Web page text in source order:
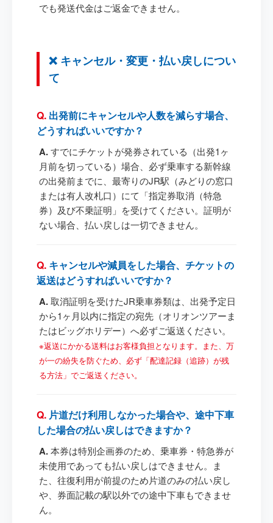
でも発送代金はご返金できません。
❌ キャンセル・変更・払い戻しについ
て
出発前にキャンセルや人数を減らす場合、
どうすればいいですか？
すでにチケットが発券されている（出発1ヶ
月前を切っている）場合、必ず乗車する新幹線
の出発前までに、最寄りのJR駅（みどりの窓口
または有人改札口）にて「指定券取消（特急
券）及び不乗証明」を受けてください。証明が
ない場合、払い戻しは一切できません。
キャンセルや減員をした場合、チケットの
返送はどうすればいいですか？
取消証明を受けたJR乗車券類は、出発予定日
から1ヶ月以内に指定の宛先（オリオンツアーま
たはビッグホリデー）へ必ずご返送ください。
※返送にかかる送料はお客様負担となります。また、万
が一の紛失を防ぐため、必ず「配達記録（追跡）が残
る方法」でご返送ください。
片道だけ利用しなかった場合や、途中下車
した場合の払い戻しはできますか？
本券は特別企画券のため、乗車券・特急券が
未使用であっても払い戻しはできません。ま
た、往復利用が前提のため片道のみの払い戻し
や、券面記載の駅以外での途中下車もできませ
ん。